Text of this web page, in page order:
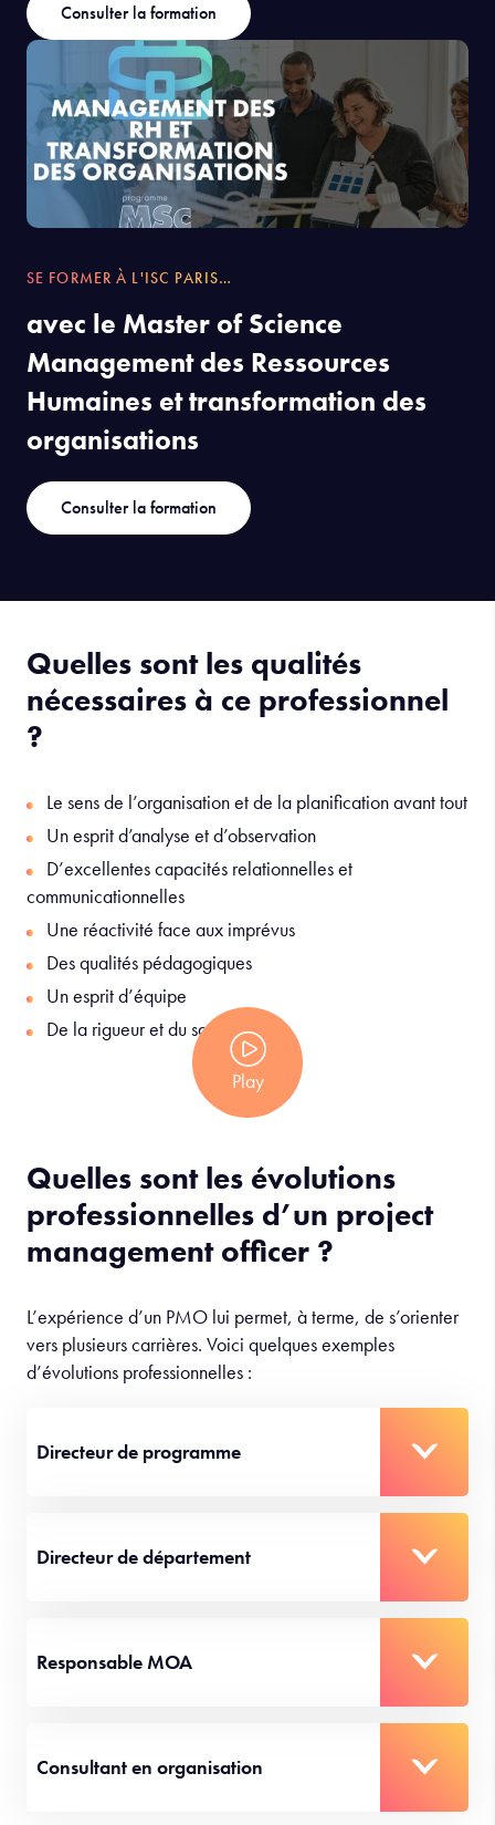
Consulter la formation
SE FORMER À L'ISC PARIS…
avec le Master of Science
Management des Ressources
Humaines et transformation des
organisations
Consulter la formation
Quelles sont les qualités
nécessaires à ce professionnel
?
Le sens de l’organisation et de la planification avant tout
Un esprit d’analyse et d’observation
D’excellentes capacités relationnelles et
communicationnelles
Une réactivité face aux imprévus
Des qualités pédagogiques
Un esprit d’équipe
De la rigueur et du sang froid
Play
Quelles sont les évolutions
professionnelles d’un project
management officer ?
L’expérience d’un PMO lui permet, à terme, de s’orienter
vers plusieurs carrières. Voici quelques exemples
d’évolutions professionnelles :
Directeur de programme
Directeur de département
Responsable MOA
Consultant en organisation